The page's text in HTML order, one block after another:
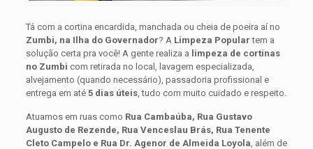
Tá com a cortina encardida, manchada ou cheia de poeira aí no
Zumbi, na Ilha do Governador? A Limpeza Popular tem a
solução certa pra você! A gente realiza a limpeza de cortinas
no Zumbi com retirada no local, lavagem especializada,
alvejamento (quando necessário), passadoria profissional e
entrega em até 5 dias úteis, tudo com muito cuidado e respeito.
Atuamos em ruas como Rua Cambaúba, Rua Gustavo
Augusto de Rezende, Rua Venceslau Brás, Rua Tenente
Cleto Campelo e Rua Dr. Agenor de Almeida Loyola , além de